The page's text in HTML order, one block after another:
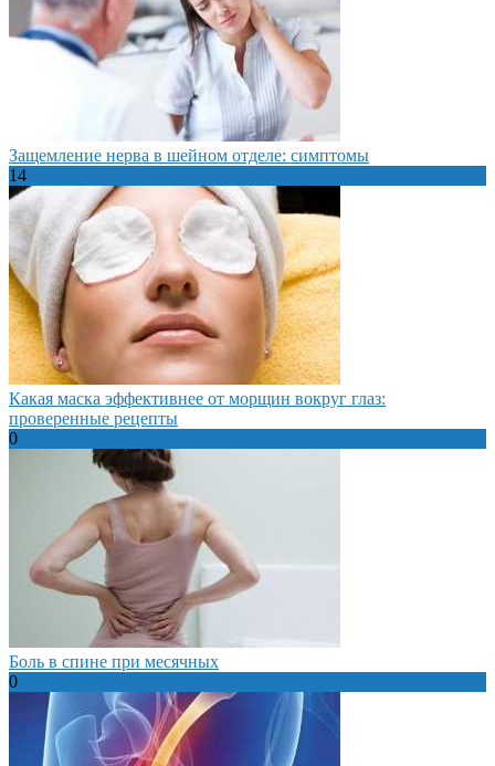
Защемление нерва в шейном отделе: симптомы
14
Какая маска эффективнее от морщин вокруг глаз:
проверенные рецепты
0
Боль в спине при месячных
0